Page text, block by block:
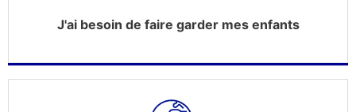
J'ai besoin de faire garder mes enfants